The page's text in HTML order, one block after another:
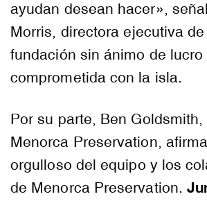
ayudan desean hacer»,
Morris, directora ejecutiva
fundación sin ánimo de lucro
comprometida con la isla.
Por su parte, Ben
Menorca Preservation,
orgulloso del equipo y los
de Menorca Preservation.